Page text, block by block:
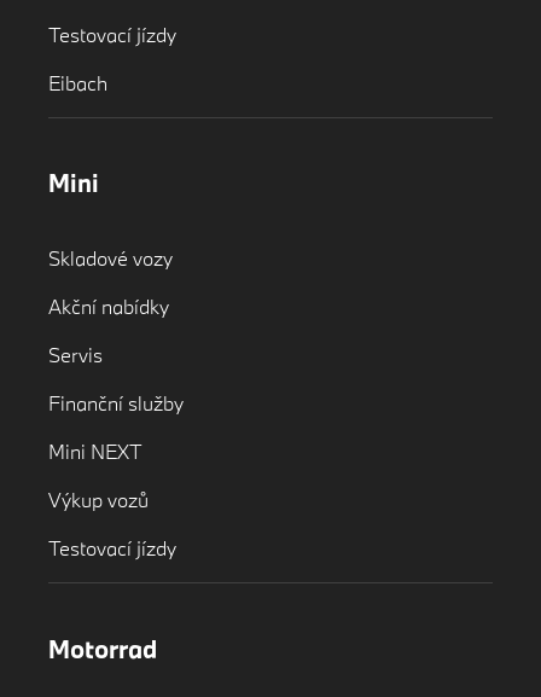
Testovací jízdy
Eibach
Mini
Skladové vozy
Akční nabídky
Servis
Finanční služby
Mini NEXT
Výkup vozů
Testovací jízdy
Motorrad